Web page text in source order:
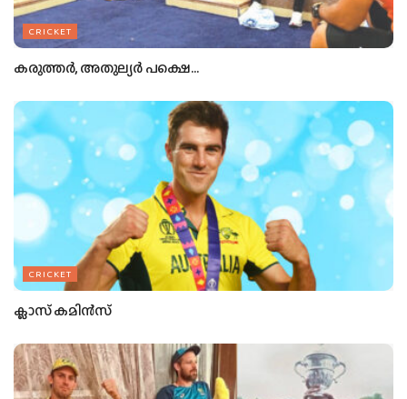
CRICKET
കരുത്തര്‍, അതുല്യര്‍ പക്ഷെ…
CRICKET
ക്ലാസ് കമിന്‍സ്